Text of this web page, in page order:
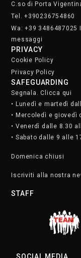
C.so di Porta
Tel. +390236754860
Wa: +39
messaggi
PRIVACY
Cookie Policy
Privacy Policy
SAFEGUARDING
Segnala. Clicca qui
• Lunedì e martedì
• Mercoledì e giovedì
• Venerdì dalle 8.30
• Sabato dalle 9 alle
Domenica chiusi
Iscriviti alla nostra
STAFF